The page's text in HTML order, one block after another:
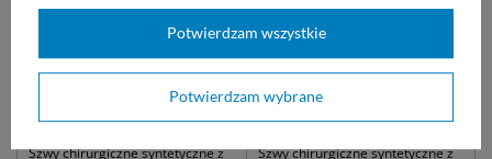
Nici ATRAMAT PGA 3/0,
ig.19 mm, 3/8 koła,
wchłanialna, plecione (12
szt.)
Szwy chirurgiczne syntetyczne z
Nici ATRAMAT PGA 3/0, ig.
26 mm, 1/2 koła, okrągła /
plecione (12 szt.)
Szwy chirurgiczne syntetyczne z
Potwierdzam wybrane
Potwierdzam wszystkie